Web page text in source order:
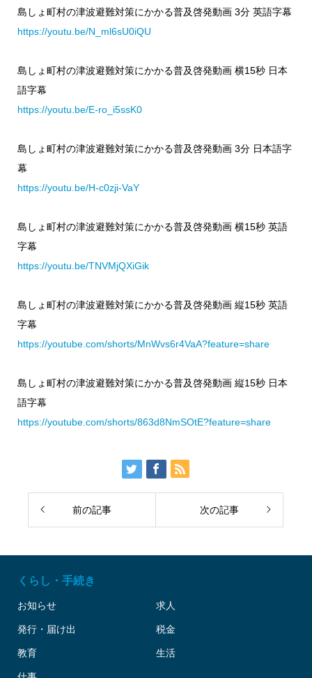
島しょ町村の津波避難対策にかかる普及啓発動画 3分 英語字幕
https://youtu.be/N_ml6sU0iQU
島しょ町村の津波避難対策にかかる普及啓発動画 横15秒 日本
語字幕
https://youtu.be/E-ro_i5ssK0
島しょ町村の津波避難対策にかかる普及啓発動画 3分 日本語字
幕
https://youtu.be/H-c0zji-VaY
島しょ町村の津波避難対策にかかる普及啓発動画 横15秒 英語
字幕
https://youtu.be/TNVMjQXiGik
島しょ町村の津波避難対策にかかる普及啓発動画 縦15秒 英語
字幕
https://youtube.com/shorts/MnWvs6r4VaA?feature=share
島しょ町村の津波避難対策にかかる普及啓発動画 縦15秒 日本
語字幕
https://youtube.com/shorts/863d8NmSOtE?feature=share
前の記事 次の記事
くらし・手続き
お知らせ 求人
発行・届け出 税金
教育 生活